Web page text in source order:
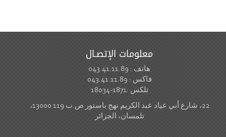
معلومات الإتصـال
هاتف : 043.41.11.89
فاكس : 043.41.11.89
تلكس :1871-18034
22، شارع أبي عياد عبد الكريم نهج باستور ص.ب 119 13000،
تلمسان، الجزائر